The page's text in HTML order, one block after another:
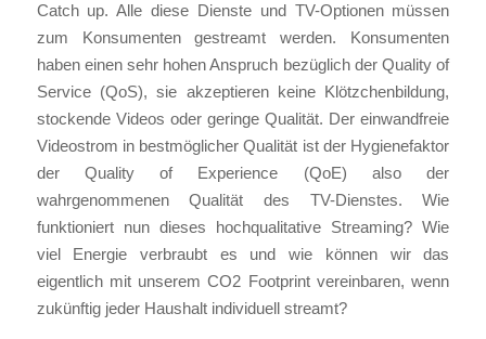
Catch up. Alle diese Dienste und TV-Optionen müssen
zum Konsumenten gestreamt werden. Konsumenten
haben einen sehr hohen Anspruch bezüglich der Quality of
Service (QoS), sie akzeptieren keine Klötzchenbildung,
stockende Videos oder geringe Qualität. Der einwandfreie
Videostrom in bestmöglicher Qualität ist der Hygienefaktor
der Quality of Experience (QoE) also der
wahrgenommenen Qualität des TV-Dienstes. Wie
funktioniert nun dieses hochqualitative Streaming? Wie
viel Energie verbraubt es und wie können wir das
eigentlich mit unserem CO2 Footprint vereinbaren, wenn
zukünftig jeder Haushalt individuell streamt?